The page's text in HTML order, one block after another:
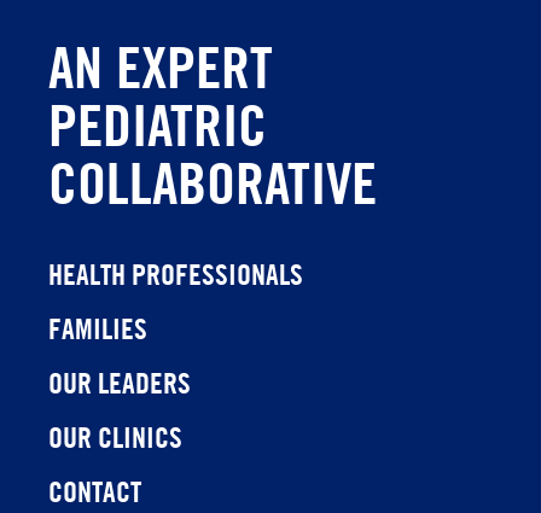
AN EXPERT
PEDIATRIC
COLLABORATIVE
HEALTH PROFESSIONALS
FAMILIES
OUR LEADERS
OUR CLINICS
CONTACT